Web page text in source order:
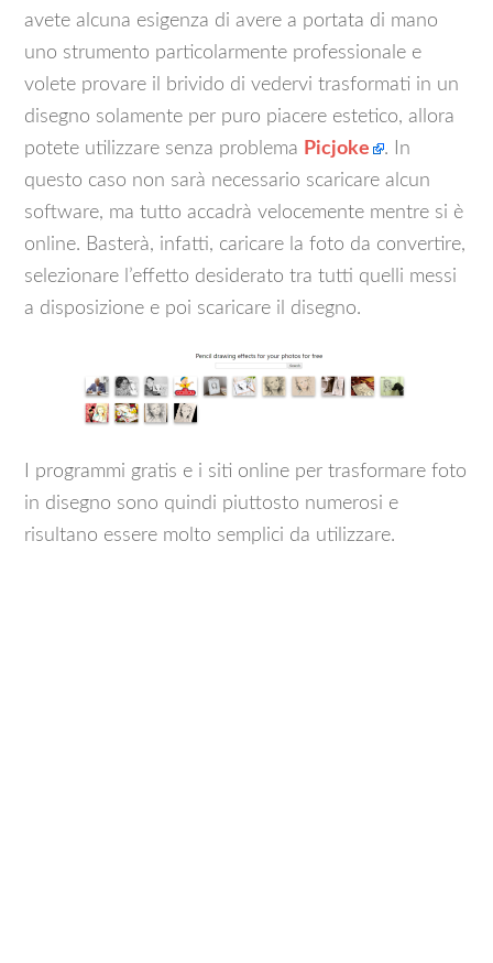
avete alcuna esigenza di avere a portata di mano
uno strumento particolarmente professionale e
volete provare il brivido di vedervi trasformati in un
disegno solamente per puro piacere estetico, allora
potete utilizzare senza problema Picjoke
. In
questo caso non sarà necessario scaricare alcun
software, ma tutto accadrà velocemente mentre si è
online. Basterà, infatti, caricare la foto da convertire,
selezionare l’effetto desiderato tra tutti quelli messi
a disposizione e poi scaricare il disegno.
I programmi gratis e i siti online per trasformare foto
in disegno sono quindi piuttosto numerosi e
risultano essere molto semplici da utilizzare.